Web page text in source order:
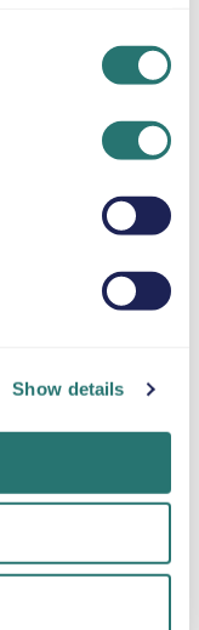
Show details
Last opp
dokumentene dine